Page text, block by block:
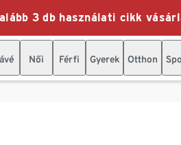
3 db használati cikk
Női Férfi Gyerek Otthon